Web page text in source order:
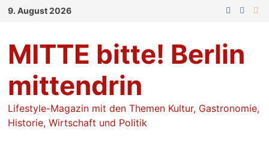
Zum
9. August 2026
MITTE bitte! Berlin
mittendrin
Lifestyle-Magazin mit den Themen Kultur, Gastronomie,
Historie, Wirtschaft und Politik